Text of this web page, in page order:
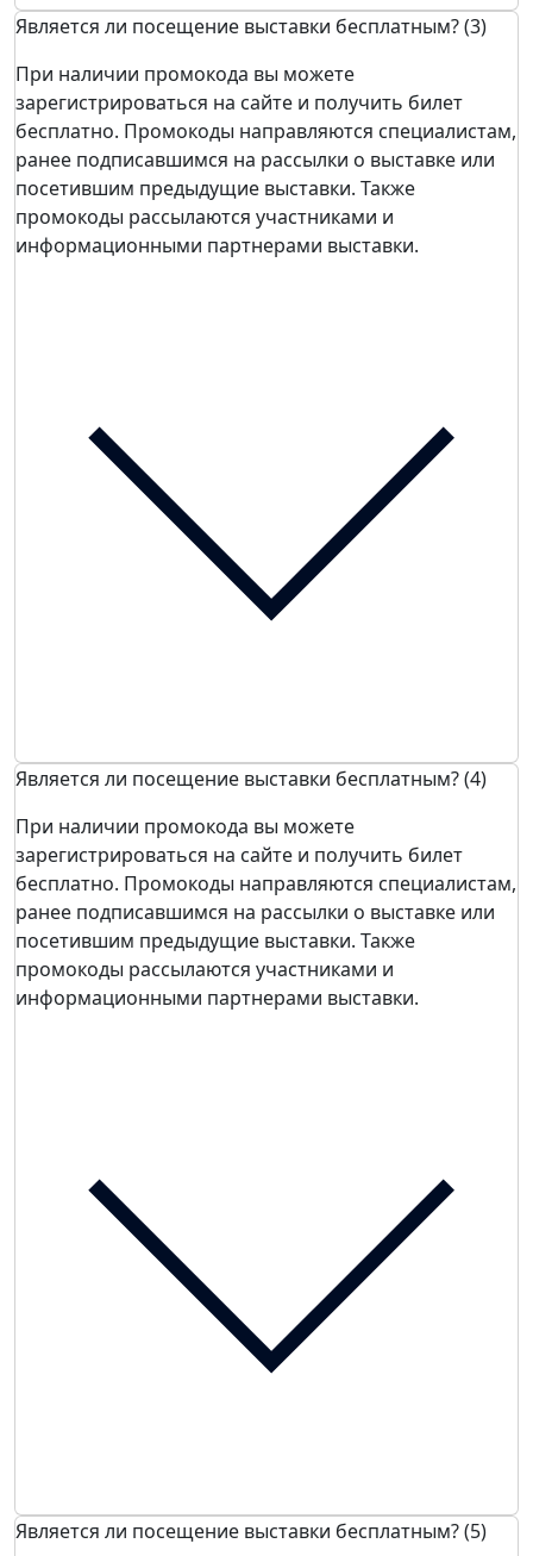
Является ли посещение выставки бесплатным? (3)
При наличии промокода вы можете
зарегистрироваться на сайте и получить билет
бесплатно. Промокоды направляются специалистам,
ранее подписавшимся на рассылки о выставке или
посетившим предыдущие выставки. Также
промокоды рассылаются участниками и
информационными партнерами выставки.
Является ли посещение выставки бесплатным? (4)
При наличии промокода вы можете
зарегистрироваться на сайте и получить билет
бесплатно. Промокоды направляются специалистам,
ранее подписавшимся на рассылки о выставке или
посетившим предыдущие выставки. Также
промокоды рассылаются участниками и
информационными партнерами выставки.
Является ли посещение выставки бесплатным? (5)